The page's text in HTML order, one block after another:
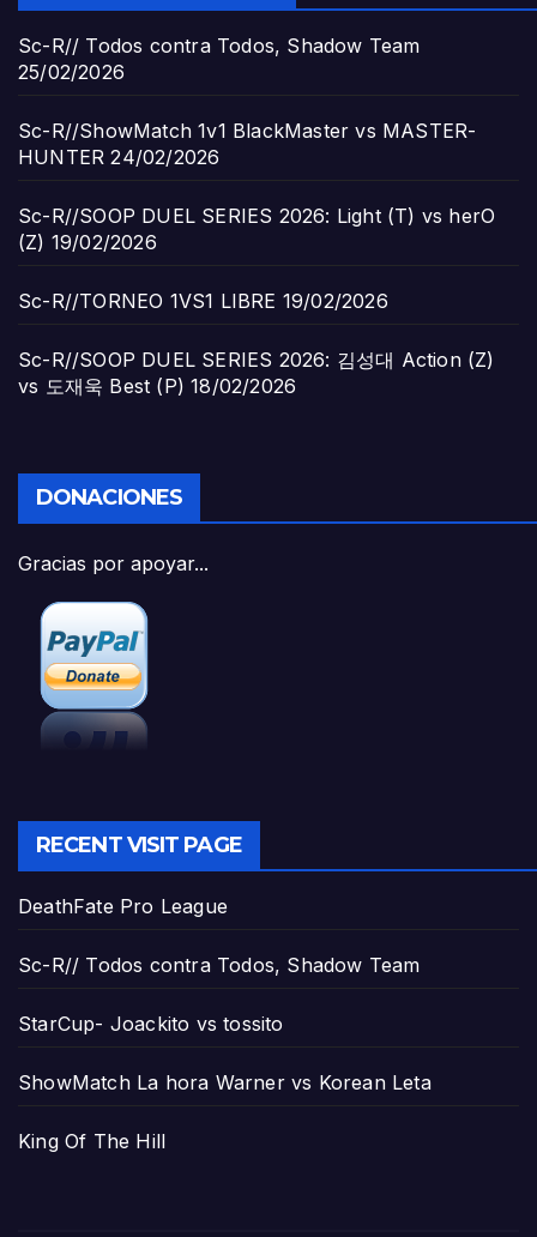
Sc-R// Todos contra Todos, Shadow Team
25/02/2026
Sc-R//ShowMatch 1v1 BlackMaster vs MASTER-
HUNTER 24/02/2026
Sc-R//SOOP DUEL SERIES 2026: Light (T) vs herO
(Z) 19/02/2026
Sc-R//TORNEO 1VS1 LIBRE 19/02/2026
Sc-R//SOOP DUEL SERIES 2026: 김성대 Action (Z)
vs 도재욱 Best (P) 18/02/2026
DONACIONES
Gracias por apoyar...
RECENT VISIT PAGE
DeathFate Pro League
Sc-R// Todos contra Todos, Shadow Team
StarCup- Joackito vs tossito
ShowMatch La hora Warner vs Korean Leta
King Of The Hill